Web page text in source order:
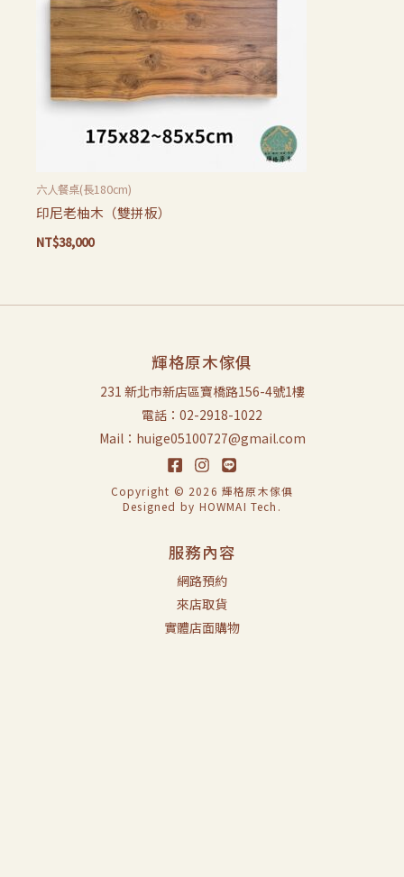
六人餐桌(長180cm)
印尼老柚木（雙拼板）
NT$38,000
輝格原木傢俱
231 新北市新店區寶橋路156-4號1樓
電話：02-2918-1022
Mail：huige05100727@gmail.com
Copyright © 2026 輝格原木傢俱
Designed by HOWMAI Tech .
服務內容
網路預約
來店取貨
實體店面購物